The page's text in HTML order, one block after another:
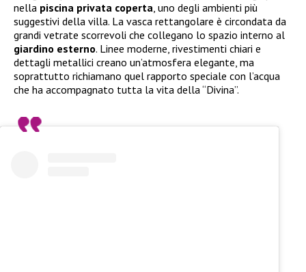
nella piscina privata coperta, uno degli ambienti più
suggestivi della villa. La vasca rettangolare è circondata da
grandi vetrate scorrevoli che collegano lo spazio interno al
giardino esterno. Linee moderne, rivestimenti chiari e
dettagli metallici creano un’atmosfera elegante, ma
soprattutto richiamano quel rapporto speciale con l’acqua
che ha accompagnato tutta la vita della “Divina”.